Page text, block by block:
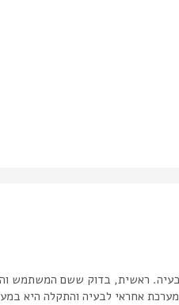
ראשית, בדוק ששם המשתמש
אחראי לבעיה והתקלה היא